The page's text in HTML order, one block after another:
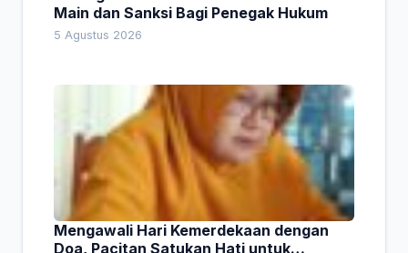
Main dan Sanksi Bagi Penegak Hukum
5 Agustus 2026
Mengawali Hari Kemerdekaan dengan
Doa, Pacitan Satukan Hati untuk